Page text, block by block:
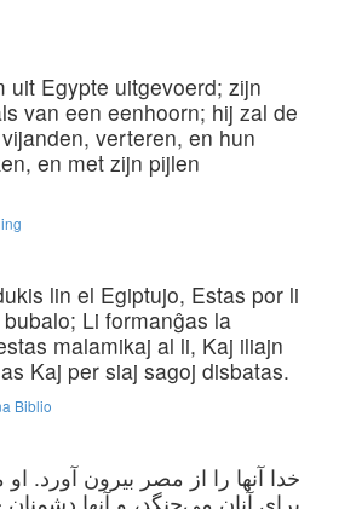
uit Egypte uitgevoerd; zijn
van een eenhoorn; hij zal de
verteren, en hun
en met zijn pijlen
lin el Egiptujo, Estas por li
Li formanĝas la
malamikaj al li, Kaj iliajn
Kaj per siaj sagoj disbatas.
Biblio
خدا آنها را از مصر بیرون آورد.
برای آنان می‌‌جنگد، و آنها